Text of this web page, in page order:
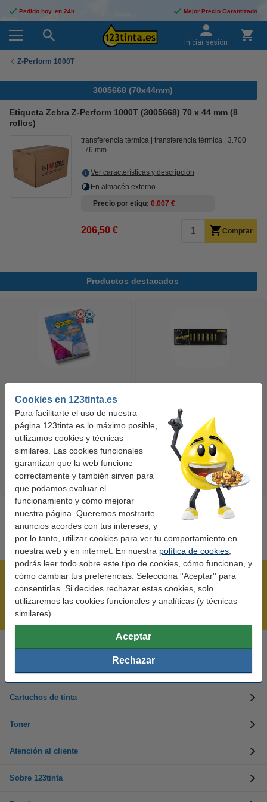
Cookies en 123tinta.es
Para facilitarte el uso de nuestra
página 123tinta.es lo máximo posible,
utilizamos cookies y técnicas
similares. Las cookies funcionales
garantizan que la web funcione
correctamente y también sirven para
que podamos evaluar el
funcionamiento y cómo mejorar
nuestra página. Queremos mostrarte
anuncios acordes con tus intereses, y
por lo tanto, utilizar cookies para ver tu comportamiento en
nuestra web y en internet. En nuestra política de cookies
podrás leer todo sobre este tipo de cookies, cómo funcionan, y
cómo cambiar tus preferencias. Selecciona ''Aceptar'' para
consentirlas. Si decides rechazar estas cookies, solo
utilizaremos las cookies funcionales y analíticas (y técnicas
similares).
Aceptar
Rechazar
Pedido hoy, en 24h Mejor Precio Garantizado
Iniciar sesión
Z-Perform 1000T
3005668 (70x44mm)
Etiqueta Zebra Z-Perform 1000T (3005668) 70 x 44 mm (8
rollos)
transferencia térmica transferencia térmica
3.700
76 mm
Ver características y descripción
En almacén externo
Precio por etiqu 0,007 €
206,50 € Comprar
Productos destacados
123tinta Papel fotográfico
10,50 € Incl. 21% IVA
Power AA - LR06 - MN1500 - 24
unidades
14,50 € Incl. 21% IVA
Rápido y sencillo
Mejor Precio Garantizado
En días laborables de 09:00 a 20:00.
Cartuchos de tinta
Toner
Atención al cliente
Sobre 123tinta